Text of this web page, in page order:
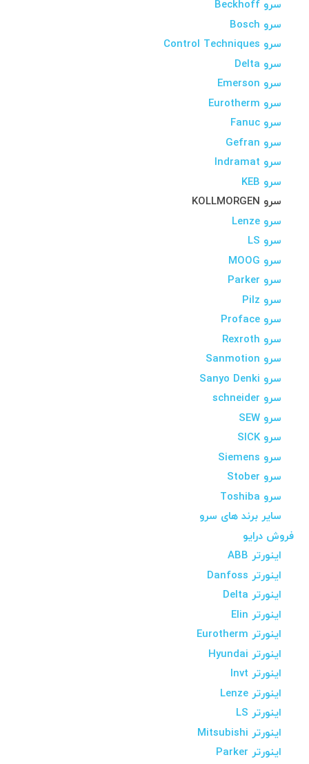
سرو Beckhoff
سرو Bosch
سرو Control Techniques
سرو Delta
سرو Emerson
سرو Eurotherm
سرو Fanuc
سرو Gefran
سرو Indramat
سرو KEB
سرو KOLLMORGEN
سرو Lenze
سرو LS
سرو MOOG
سرو Parker
سرو Pilz
سرو Proface
سرو Rexroth
سرو Sanmotion
سرو Sanyo Denki
سرو schneider
سرو SEW
سرو SICK
سرو Siemens
سرو Stober
سرو Toshiba
سایر برند های سرو
فروش درایو
اینورتر ABB
اینورتر Danfoss
اینورتر Delta
اینورتر Elin
اینورتر Eurotherm
اینورتر Hyundai
اینورتر Invt
اینورتر Lenze
اینورتر LS
اینورتر Mitsubishi
اینورتر Parker